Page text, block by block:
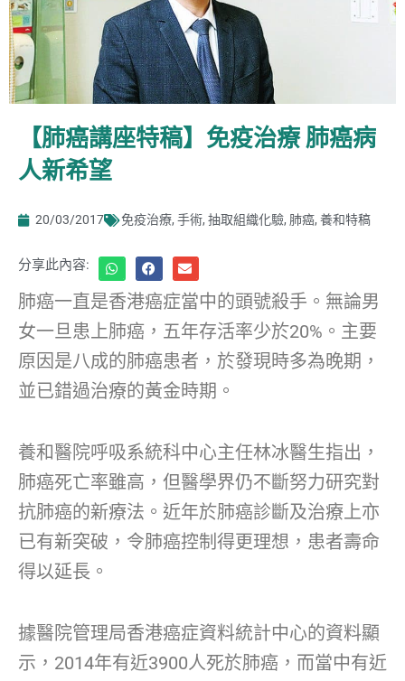
【肺癌講座特稿】免疫治療 肺癌病
人新希望
20/03/2017 免疫治療, 手術, 抽取組織化驗, 肺癌, 養和特稿
分享此內容:
肺癌一直是香港癌症當中的頭號殺手。無論男
女一旦患上肺癌，五年存活率少於20%。主要
原因是八成的肺癌患者，於發現時多為晚期，
並已錯過治療的黃金時期。
養和醫院呼吸系統科中心主任林冰醫生指出，
肺癌死亡率雖高，但醫學界仍不斷努力研究對
抗肺癌的新療法。近年於肺癌診斷及治療上亦
已有新突破，令肺癌控制得更理想，患者壽命
得以延長。
據醫院管理局香港癌症資料統計中心的資料顯
示，2014年有近3900人死於肺癌，而當中有近